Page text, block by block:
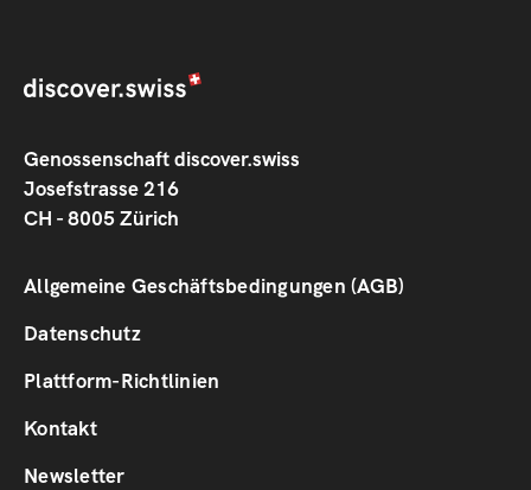
Genossenschaft discover.swiss
Josefstrasse 216
CH - 8005 Zürich
Footer
1
Allgemeine Geschäftsbedingungen (AGB)
Datenschutz
Plattform-Richtlinien
Footer
2
Kontakt
Newsletter